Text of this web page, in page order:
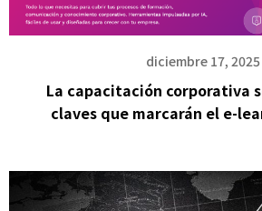
diciembre 17, 2025
La capacitación corporativa
claves que marcarán el e-